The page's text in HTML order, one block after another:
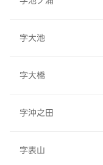
字大池
字大橋
字沖之田
字表山